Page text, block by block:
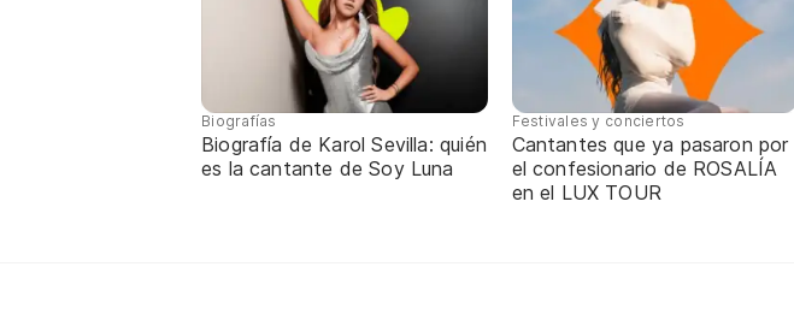
Biografías
Biografía de Karol Sevilla: quién
es la cantante de Soy Luna
Festivales y conciertos
Cantantes que ya pasaron por
el confesionario de ROSALÍA
en el LUX TOUR